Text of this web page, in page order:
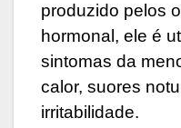
produzido pelos
hormonal, ele é
sintomas da
calor, suores
irritabilidade.